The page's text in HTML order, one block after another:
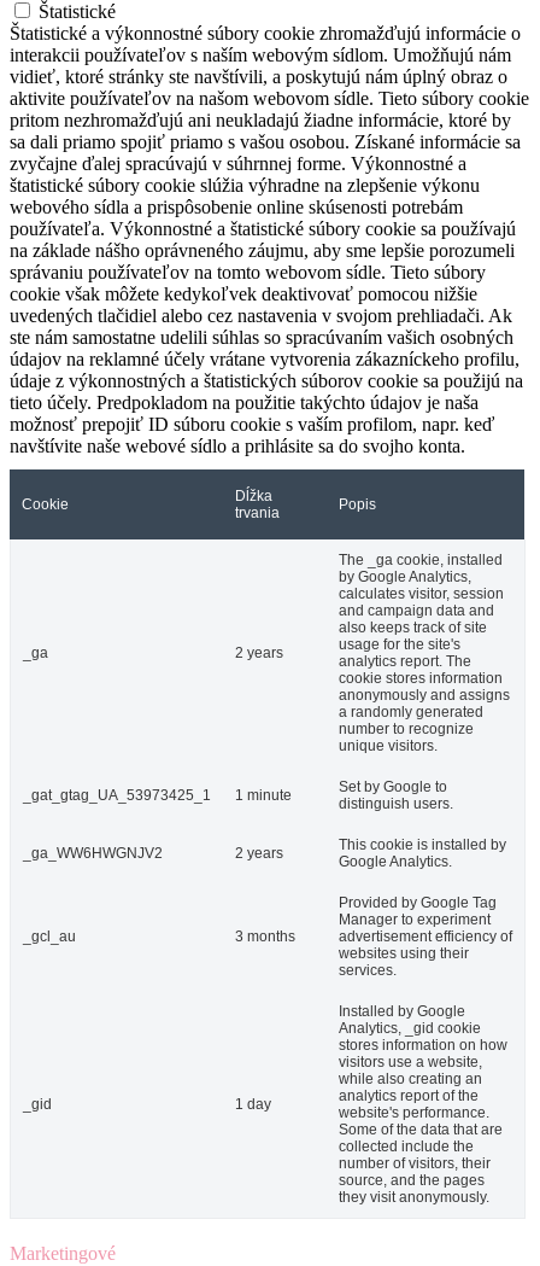
Štatistické
Štatistické a výkonnostné súbory cookie zhromažďujú informácie o
interakcii používateľov s naším webovým sídlom. Umožňujú nám
vidieť, ktoré stránky ste navštívili, a poskytujú nám úplný obraz o
aktivite používateľov na našom webovom sídle. Tieto súbory cookie
pritom nezhromažďujú ani neukladajú žiadne informácie, ktoré by
sa dali priamo spojiť priamo s vašou osobou. Získané informácie sa
zvyčajne ďalej spracúvajú v súhrnnej forme. Výkonnostné a
štatistické súbory cookie slúžia výhradne na zlepšenie výkonu
webového sídla a prispôsobenie online skúsenosti potrebám
používateľa. Výkonnostné a štatistické súbory cookie sa používajú
na základe nášho oprávneného záujmu, aby sme lepšie porozumeli
správaniu používateľov na tomto webovom sídle. Tieto súbory
cookie však môžete kedykoľvek deaktivovať pomocou nižšie
uvedených tlačidiel alebo cez nastavenia v svojom prehliadači. Ak
ste nám samostatne udelili súhlas so spracúvaním vašich osobných
údajov na reklamné účely vrátane vytvorenia zákazníckeho profilu,
údaje z výkonnostných a štatistických súborov cookie sa použijú na
tieto účely. Predpokladom na použitie takýchto údajov je naša
možnosť prepojiť ID súboru cookie s vaším profilom, napr. keď
navštívite naše webové sídlo a prihlásite sa do svojho konta.
Cookie
Dĺžka
trvania
Popis
_ga 2 years
The _ga cookie, installed
by Google Analytics,
calculates visitor, session
and campaign data and
also keeps track of site
usage for the site's
analytics report. The
cookie stores information
anonymously and assigns
a randomly generated
number to recognize
unique visitors.
_gat_gtag_UA_53973425_1 1 minute
Set by Google to
distinguish users.
_ga_WW6HWGNJV2 2 years
This cookie is installed by
Google Analytics.
_gcl_au 3 months
Provided by Google Tag
Manager to experiment
advertisement efficiency of
websites using their
services.
_gid 1 day
Installed by Google
Analytics, _gid cookie
stores information on how
visitors use a website,
while also creating an
analytics report of the
website's performance.
Some of the data that are
collected include the
number of visitors, their
source, and the pages
they visit anonymously.
Marketingové